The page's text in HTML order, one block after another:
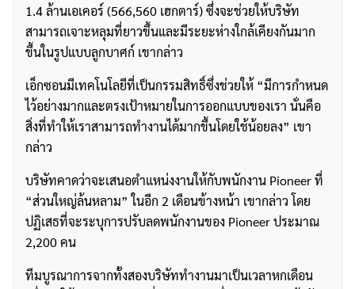
1.4 ล้านเอเคอร์ (566,560 เฮกตาร์) ซึ่งจะช่วยให้บริษัท
สามารถเจาะหลุมที่ยาวขึ้นและมีระยะห่างใกล้เคียงกันมาก
ขึ้นในรูปแบบลูกบาศก์ เขากล่าว
เอ็กซอนมีเทคโนโลยีที่เป็นกรรมสิทธิ์ซึ่งช่วยให้ “มีการกำหนด
ไว้อย่างมากและตรงเป้าหมายในการออกแบบของเรา นั่นคือ
สิ่งที่ทำให้เราสามารถทำงานได้มากขึ้นโดยใช้น้อยลง” เขา
กล่าว
บริษัทคาดว่าจะเสนอตำแหน่งงานให้กับพนักงาน Pioneer ที่
“ส่วนใหญ่ล้นหลาม” ในอีก 2 เดือนข้างหน้า เขากล่าว โดย
ปฏิเสธที่จะระบุการปรับลดพนักงานของ Pioneer ประมาณ
2,200 คน
ทีมบูรณาการจากทั้งสองบริษัททำงานมาเป็นเวลาหกเดือน